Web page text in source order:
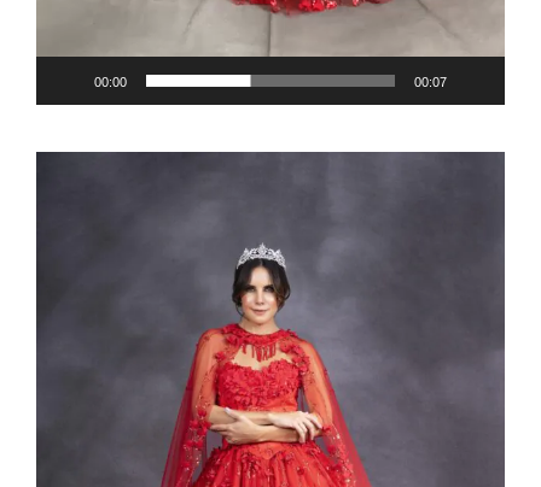
00:00 00:07